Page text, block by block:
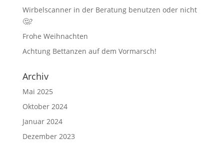
Wirbelscanner in der Beratung benutzen oder nicht
🤔?
Frohe Weihnachten
Achtung Bettanzen auf dem Vormarsch!
Archiv
Mai 2025
Oktober 2024
Januar 2024
Dezember 2023